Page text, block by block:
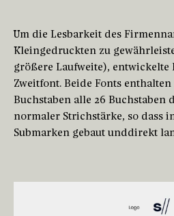
Um die Lesbarkeit des
Kleingedruckten zu
größere Laufweite),
Zweitfont. Beide Fonts
Buchstaben alle 26 Buchstaben
normaler Strichstärke, so dass
Submarken gebaut unddirekt